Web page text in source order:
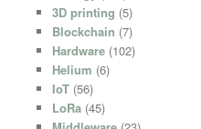
3D printing (5)
Blockchain (7)
Hardware(102)
Helium (6)
IoT(56)
LoRa(45)